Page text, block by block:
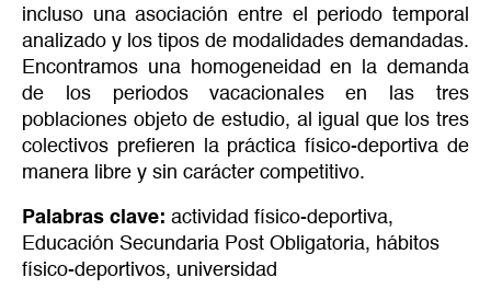
incluso una asociación entre el periodo temporal
analizado y los tipos de modalidades demandadas.
Encontramos una homogeneidad en la demanda
de los periodos vacacionales en las tres
poblaciones objeto de estudio, al igual que los tres
colectivos prefieren la práctica físico-deportiva de
manera libre y sin carácter competitivo.
Palabras clave: actividad físico-deportiva,
Educación Secundaria Post Obligatoria, hábitos
físico-deportivos, universidad